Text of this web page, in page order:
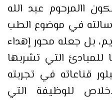
االمرحوم عبد الله
في موضوع الطب
بل جعله محور إهداء
التي تشربها
قناعاته في تجربته
للوظيفة التي